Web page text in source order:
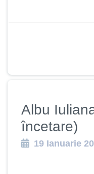
Albu
încetare)
19 Ianuarie